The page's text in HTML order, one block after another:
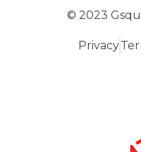
© 2023
Privacy